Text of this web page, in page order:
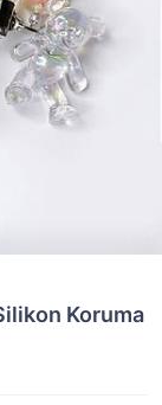
Koruma